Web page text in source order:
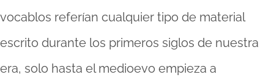
vocablos referían cualquier tipo de material
escrito durante los primeros siglos de nuestra
era, solo hasta el medioevo empieza a